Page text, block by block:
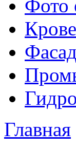
Фото
Главная